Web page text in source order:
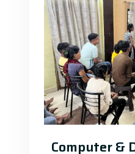
Computer &